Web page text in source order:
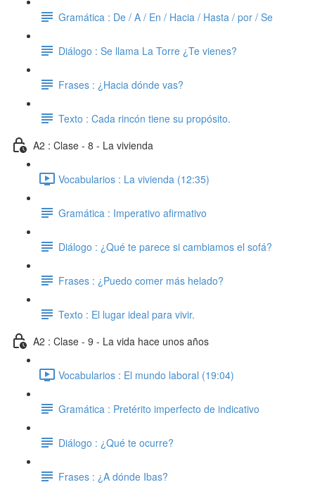
Gramática : De / A / En / Hacia / Hasta / por / Se
Diálogo : Se llama La Torre ¿Te vienes?
Frases : ¿Hacia dónde vas?
Texto : Cada rincón tiene su propósito.
A2 : Clase - 8 - La vivienda
Vocabularios : La vivienda (12:35)
Gramática : Imperativo afirmativo
Diálogo : ¿Qué te parece si cambiamos el sofá?
Frases : ¿Puedo comer más helado?
Texto : El lugar ideal para vivir.
A2 : Clase - 9 - La vida hace unos años
Vocabularios : El mundo laboral (19:04)
Gramática : Pretérito imperfecto de indicativo
Diálogo : ¿Qué te ocurre?
Frases : ¿A dónde Ibas?